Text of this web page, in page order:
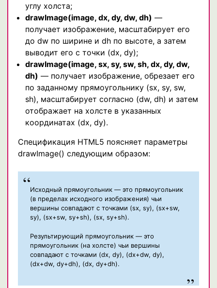
углу холста;
drawImage(image, dx, dy, dw, dh) —
получает изображение, масштабирует его
до dw по ширине и dh по высоте, а затем
выводит его с точки (dx, dy);
drawImage(image, sx, sy, sw, sh, dx, dy, dw,
dh) — получает изображение, обрезает его
по заданному прямоугольнику (sx, sy, sw,
sh), масштабирует согласно (dw, dh) и затем
отображает на холсте в указанных
координатах (dx, dy).
Спецификация HTML5 поясняет параметры
drawImage() следующим образом:
Исходный прямоугольник — это прямоугольник
(в пределах исходного изображения) чьи
вершины совпадают с точками (sx, sy), (sx+sw,
sy), (sx+sw, sy+sh), (sx, sy+sh).
Результирующий прямоугольник — это
прямоугольник (на холсте) чьи вершины
совпадают с точками (dx, dy), (dx+dw, dy),
(dx+dw, dy+dh), (dx, dy+dh).